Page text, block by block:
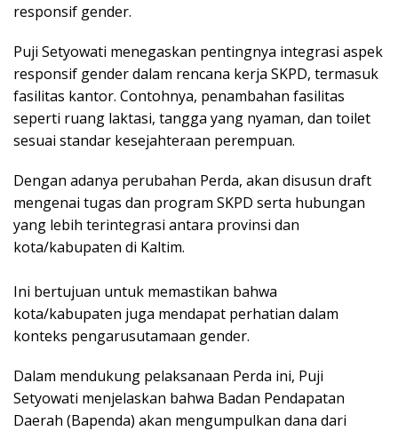
responsif gender.
Puji Setyowati menegaskan pentingnya integrasi aspek
responsif gender dalam rencana kerja SKPD, termasuk
fasilitas kantor. Contohnya, penambahan fasilitas
seperti ruang laktasi, tangga yang nyaman, dan toilet
sesuai standar kesejahteraan perempuan.
Dengan adanya perubahan Perda, akan disusun draft
mengenai tugas dan program SKPD serta hubungan
yang lebih terintegrasi antara provinsi dan
kota/kabupaten di Kaltim.
Ini bertujuan untuk memastikan bahwa
kota/kabupaten juga mendapat perhatian dalam
konteks pengarusutamaan gender.
Dalam mendukung pelaksanaan Perda ini, Puji
Setyowati menjelaskan bahwa Badan Pendapatan
Daerah (Bapenda) akan mengumpulkan dana dari